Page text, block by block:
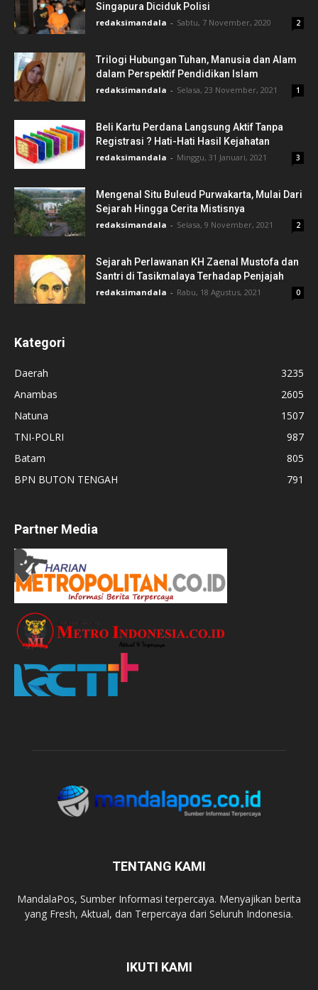
Singapura Diciduk Polisi
redaksimandala - Sabtu, 7 November, 2020 2
Trilogi Hubungan Tuhan, Manusia dan Alam
dalam Perspektif Pendidikan Islam
redaksimandala - Selasa, 23 November, 2021 1
Beli Kartu Perdana Langsung Aktif Tanpa
Registrasi ? Hati-Hati Hasil Kejahatan
redaksimandala - Minggu, 31 Januari, 2021 3
Mengenal Situ Buleud Purwakarta, Mulai Dari
Sejarah Hingga Cerita Mistisnya
redaksimandala - Selasa, 9 November, 2021 2
Sejarah Perlawanan KH Zaenal Mustofa dan
Santri di Tasikmalaya Terhadap Penjajah
redaksimandala - Rabu, 18 Agustus, 2021 0
Kategori
Daerah
3235
Anambas
2605
Natuna
1507
TNI-POLRI
987
Batam
805
BPN BUTON TENGAH
791
Partner Media
TENTANG KAMI
MandalaPos, Sumber Informasi terpercaya. Menyajikan berita
yang Fresh, Aktual, dan Terpercaya dari Seluruh Indonesia.
IKUTI KAMI